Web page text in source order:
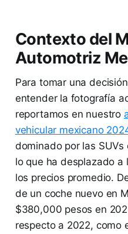
Contexto del
Automotriz
Para tomar una
entender la fotografía
reportamos en nuestro
vehicular mexicano
dominado por las
lo que ha desplazado
los precios promedio.
de un coche nuevo en
$380,000 pesos en
respecto a 2022, como